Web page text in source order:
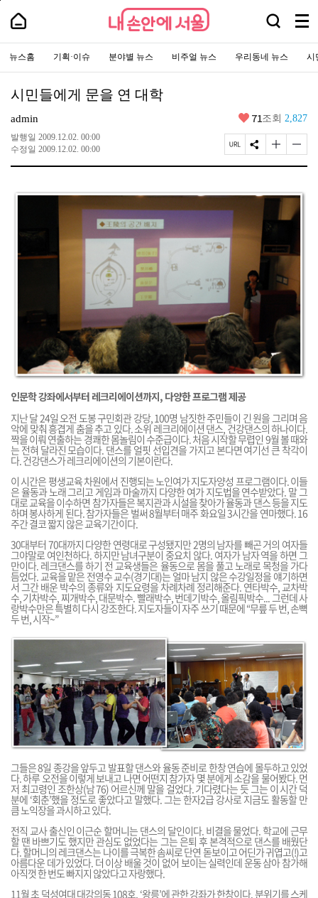
가
내
손
에
서
울
-
울
시
표
통
포
털
내
손
서
울
검
창
열
기
메
뉴
전
체
보
비
뉴스홈 기획·이슈 분야별 뉴스 비주얼 뉴스 우리동네 뉴스 시
시민들에게 문을 연 대학
admin
발행일 2009.12.02. 00:00
수정일 2009.12.02. 00:00
좋
요
71조회 2,827
페
이
R
복
사
S
N
유
하
기
글
자
크
게
변
하
기
글
자
작
게
기
인문학 강좌에서부터 레크리에이션까지, 다양한 프로그램 제공
지난 달 24일 오전 도봉 구민회관 강당, 100명 남짓한 주민들이 긴 원을 그리며 음
악에 맞춰 흥겹게 춤을 추고 있다. 소위 레크리에이션 댄스, 건강댄스의 하나이다.
짝을 이뤄 연출하는 경쾌한 몸놀림이 수준급이다. 처음 시작할 무렵인 9월 볼 때와
는 전혀 달라진 모습이다. 댄스를 얼핏 선입견을 가지고 본다면 여기선 큰 착각이
다. 건강댄스가 레크리에이션의 기본이란다.
이 시간은 평생교육 차원에서 진행되는 노인여가 지도자양성 프로그램이다. 이들
은 율동과 노래 그리고 게임과 마술까지 다양한 여가 지도법을 연수받았다. 말 그
대로 교육을 이수하면 참가자들은 복지관과 시설을 찾아가 율동과 댄스 등을 지도
하며 봉사하게 된다. 참가자들은 벌써 8월부터 매주 화요일 3시간을 연마했다. 16
주간 결코 짧지 않은 교육기간이다.
30대부터 70대까지 다양한 연령대로 구성됐지만 2명의 남자를 빼곤 거의 여자들
그야말로 여인천하다. 하지만 남녀구분이 중요치 않다. 여자가 남자 역을 하면 그
만이다. 레크댄스를 하기 전 교육생들은 율동으로 몸을 풀고 노래로 목청을 가다
듬었다. 교육을 맡은 전영수 교수(경기대)는 얼마 남지 않은 수강일정을 얘기하면
서 그간 배운 박수의 종류와 지도요령을 차례차례 정리해준다. 연타박수, 교차박
수, 기차박수, 찌개박수, 대문박수. 빨래박수, 번데기박수, 올림픽박수... 그런데 사
랑박수만은 특별히 다시 강조한다. 지도자들이 자주 쓰기 때문에 “무릎 두 번, 손뼉
두 번, 시작~”
그들은 8일 종강을 앞두고 발표할 댄스와 율동 준비로 한창 연습에 몰두하고 있었
다. 하루 오전을 이렇게 보내고 나면 어떤지 참가자 몇 분에게 소감을 물어봤다. 먼
저 최고령인 조한상(남 76) 어르신께 말을 걸었다. 기다렸다는 듯 그는 이 시간 덕
분에 ‘회춘’했을 정도로 좋았다고 말했다. 그는 한자2급 강사로 지금도 활동할 만
큼 노익장을 과시하고 있다.
전직 교사 출신인 이근순 할머니는 댄스의 달인이다. 비결을 물었다. 학교에 근무
할 땐 바쁘기도 했지만 관심도 없었다는 그는 은퇴 후 본격적으로 댄스를 배웠단
다. 할머니의 레크댄스는 나이를 극복한 솜씨로 단연 돋보이고 어딘가 귀엽고(!)고
아름다운 데가 있었다. 더 이상 배울 것이 없어 보이는 실력인데 운동 삼아 참가해
아직껏 한 번도 빠지지 않았다고 자랑했다.
11월 초 덕성여대 대강의동 108호, ‘왕릉’에 관한 강좌가 한창이다. 분위기를 스케
단